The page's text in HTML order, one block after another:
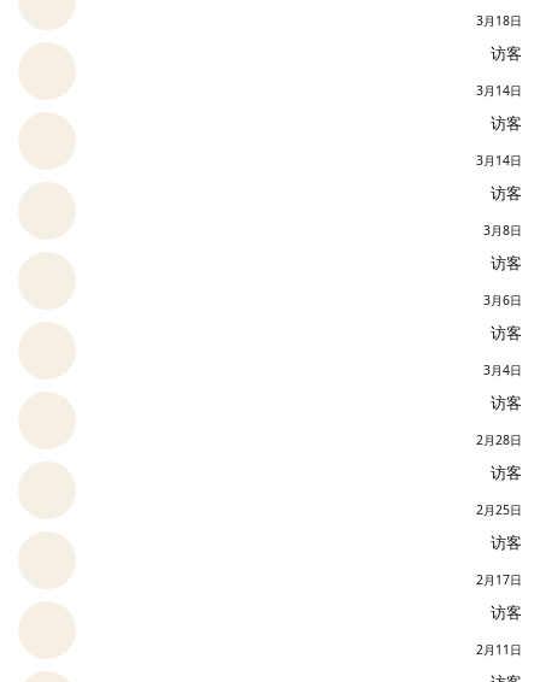
3月18日
访客
3月14日
访客
3月14日
访客
3月8日
访客
3月6日
访客
3月4日
访客
2月28日
访客
2月25日
访客
2月17日
访客
2月11日